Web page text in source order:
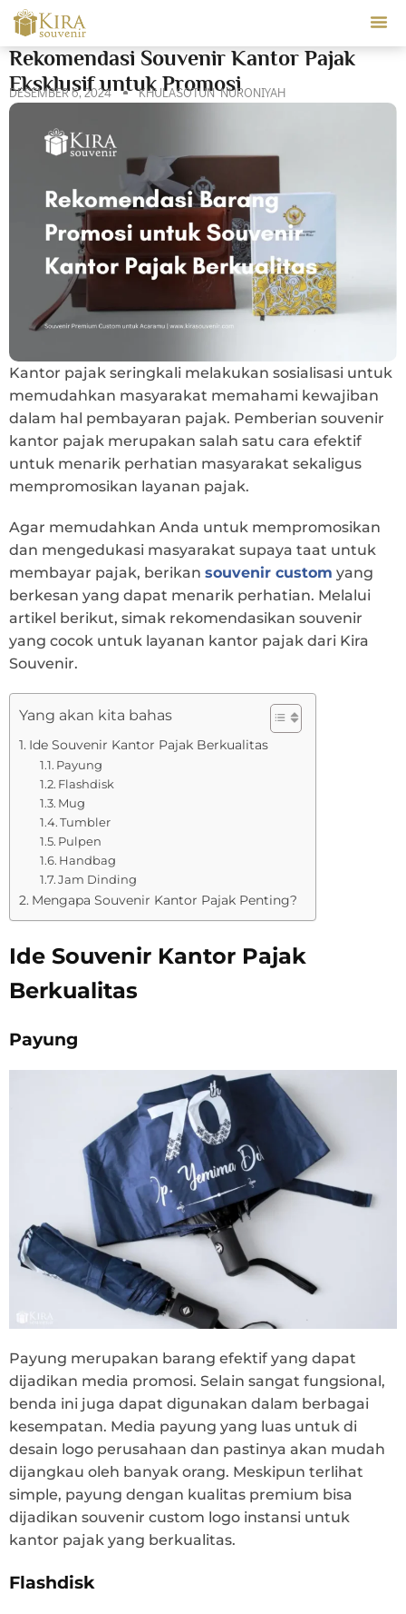
Rekomendasi Souvenir Kantor Pajak
Eksklusif untuk Promosi
DESEMBER 6, 2024 KHULASOTUN NURONIYAH
Kantor pajak seringkali melakukan sosialisasi untuk
memudahkan masyarakat memahami kewajiban
dalam hal pembayaran pajak. Pemberian souvenir
kantor pajak merupakan salah satu cara efektif
untuk menarik perhatian masyarakat sekaligus
mempromosikan layanan pajak.
Agar memudahkan Anda untuk mempromosikan
dan mengedukasi masyarakat supaya taat untuk
membayar pajak, berikan souvenir custom yang
berkesan yang dapat menarik perhatian. Melalui
artikel berikut, simak rekomendasikan souvenir
yang cocok untuk layanan kantor pajak dari Kira
Souvenir.
Yang akan kita bahas
Ide Souvenir Kantor Pajak Berkualitas
Payung
Flashdisk
Mug
Tumbler
Pulpen
Handbag
Jam Dinding
Mengapa Souvenir Kantor Pajak Penting?
Ide Souvenir Kantor Pajak
Berkualitas
Payung
Payung merupakan barang efektif yang dapat
dijadikan media promosi. Selain sangat fungsional,
benda ini juga dapat digunakan dalam berbagai
kesempatan. Media payung yang luas untuk di
desain logo perusahaan dan pastinya akan mudah
dijangkau oleh banyak orang. Meskipun terlihat
simple, payung dengan kualitas premium bisa
dijadikan souvenir custom logo instansi untuk
kantor pajak yang berkualitas.
Flashdisk